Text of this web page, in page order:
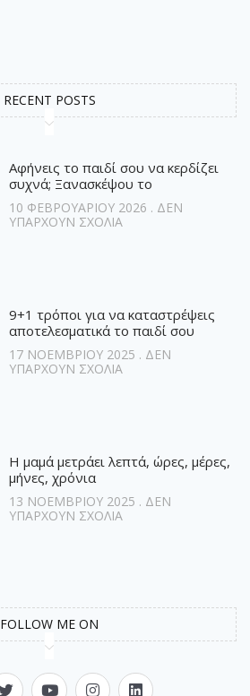
RECENT POSTS
Αφήνεις το παιδί σου να κερδίζει
συχνά; Ξανασκέψου το
10 ΦΕΒΡΟΥΑΡΊΟΥ 2026
ΔΕΝ
ΥΠΆΡΧΟΥΝ ΣΧΌΛΙΑ
9+1 τρόποι για να καταστρέψεις
αποτελεσματικά το παιδί σου
17 ΝΟΕΜΒΡΊΟΥ 2025
ΔΕΝ
ΥΠΆΡΧΟΥΝ ΣΧΌΛΙΑ
Η μαμά μετράει λεπτά, ώρες, μέρες,
μήνες, χρόνια
13 ΝΟΕΜΒΡΊΟΥ 2025
ΔΕΝ
ΥΠΆΡΧΟΥΝ ΣΧΌΛΙΑ
FOLLOW ME ON